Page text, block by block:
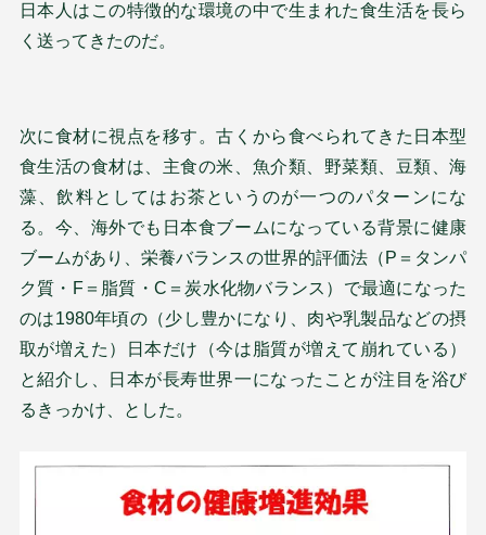
日本人はこの特徴的な環境の中で生まれた食生活を長ら
く送ってきたのだ。
次に食材に視点を移す。古くから食べられてきた日本型
食生活の食材は、主食の米、魚介類、野菜類、豆類、海
藻、飲料としてはお茶というのが一つのパターンにな
る。今、海外でも日本食ブームになっている背景に健康
ブームがあり、栄養バランスの世界的評価法（P＝タンパ
ク質・F＝脂質・C＝炭水化物バランス）で最適になった
のは1980年頃の（少し豊かになり、肉や乳製品などの摂
取が増えた）日本だけ（今は脂質が増えて崩れている）
と紹介し、日本が長寿世界一になったことが注目を浴び
るきっかけ、とした。